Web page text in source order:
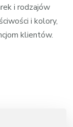
i rodzajów
i kolory,
klientów.